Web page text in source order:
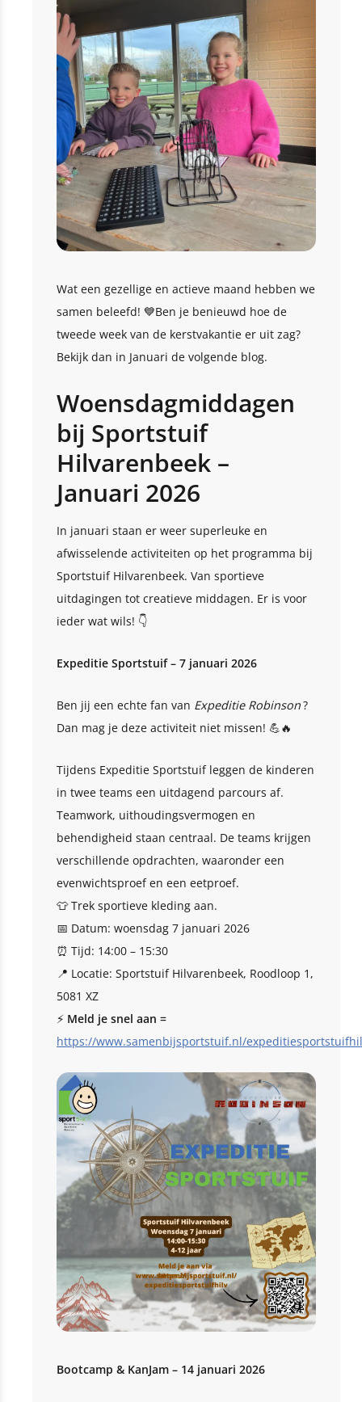
Wat een gezellige en actieve maand hebben we
samen beleefd! 💙Ben je benieuwd hoe de
tweede week van de kerstvakantie er uit zag?
Bekijk dan in Januari de volgende blog.
Woensdagmiddagen
bij Sportstuif
Hilvarenbeek –
Januari 2026
In januari staan er weer superleuke en
afwisselende activiteiten op het programma bij
Sportstuif Hilvarenbeek. Van sportieve
uitdagingen tot creatieve middagen. Er is voor
ieder wat wils! 👇
Expeditie Sportstuif – 7 januari 2026
Ben jij een echte fan van Expeditie Robinson?
Dan mag je deze activiteit niet missen! 💪🔥
Tijdens Expeditie Sportstuif leggen de kinderen
in twee teams een uitdagend parcours af.
Teamwork, uithoudingsvermogen en
behendigheid staan centraal. De teams krijgen
verschillende opdrachten, waaronder een
evenwichtsproef en een eetproef.
👕 Trek sportieve kleding aan.
📅 Datum: woensdag 7 januari 2026
⏰ Tijd: 14:00 – 15:30
📍 Locatie: Sportstuif Hilvarenbeek, Roodloop 1,
5081 XZ
⚡ Meld je snel aan =
https://www.samenbijsportstuif.nl/
Bootcamp & KanJam – 14 januari 2026